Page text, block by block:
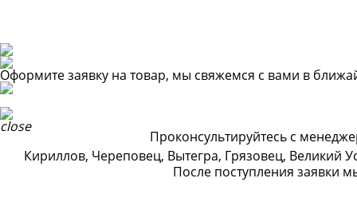
Оформите заявку на товар, мы свяжемся с вами в
Проконсультируйтесь с
Кириллов, Череповец, Вытегра, Грязовец, Великий
После поступления заявки